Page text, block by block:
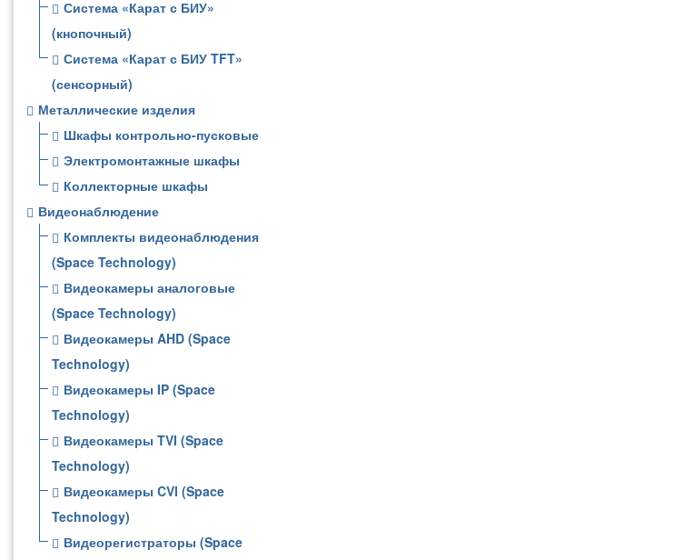
Система «Карат с БИУ»
(кнопочный)
Система «Карат с БИУ TFT»
(сенсорный)
Металлические изделия
Шкафы контрольно-пусковые
Электромонтажные шкафы
Коллекторные шкафы
Видеонаблюдение
Комплекты видеонаблюдения
(Space Technology)
Видеокамеры аналоговые
(Space Technology)
Видеокамеры AHD (Space
Technology)
Видеокамеры IP (Space
Technology)
Видеокамеры TVI (Space
Technology)
Видеокамеры CVI (Space
Technology)
Видеорегистраторы (Space